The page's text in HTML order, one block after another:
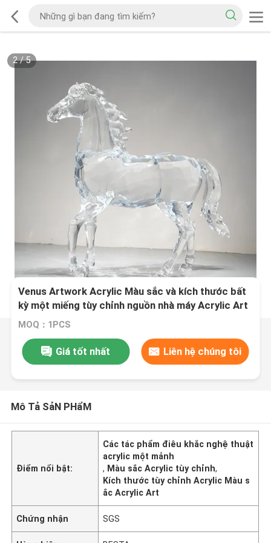
2/5
Venus Artwork Acrylic Màu sắc và kích thước bất
kỳ một miếng tùy chỉnh nguồn nhà máy Acrylic Art
MOQ：1PCS
Giá tốt nhất Liên hệ chúng tôi
Mô Tả SảN PHẩM
Điểm nổi bật:
Các tác phẩm điêu khắc nghệ thuật
acrylic một mảnh
, Màu sắc Acrylic tùy chỉnh,
Kích thước tùy chỉnh Acrylic Màu s
ắc Acrylic Art
Chứng nhận SGS